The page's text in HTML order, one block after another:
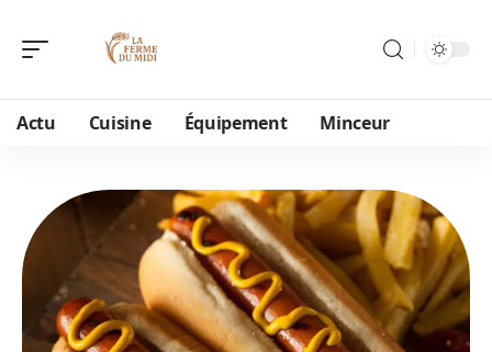
Actu Cuisine Équipement Minceur